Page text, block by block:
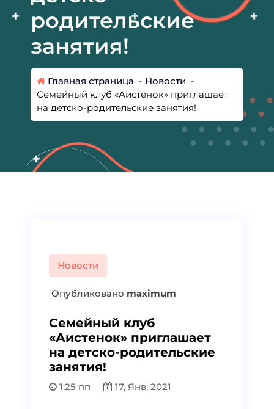
родительские
занятия!
Главная страница - Новости -
Семейный клуб «Аистенок» приглашает
на детско-родительские занятия!
Новости
Опубликовано maximum
Семейный клуб
«Аистенок» приглашает
на детско-родительские
занятия!
1:25 пп 17, Янв, 2021